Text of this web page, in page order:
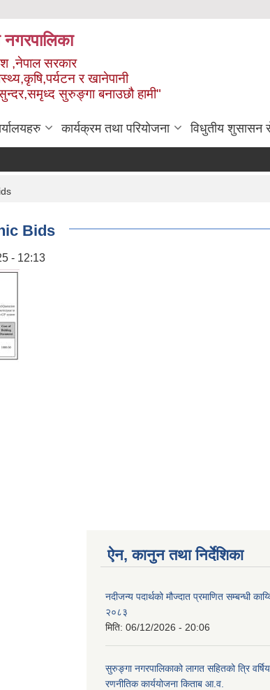
,नेपाल सरकार
र खानेपानी
सुरुङ्गा बनाउछौ हामी"
कार्यक्रम तथा परियोजना विधुतीय शुसासन
Bids
- 12:13
ऐन, कानुन तथा निर्देशिका
नदीजन्य पदार्थको मौज्दात प्रमाणित सम्बन्धी
२०८३
मिति: 06/12/2026 - 20:06
सुरुङ्गा नगरपालिकाको लागत सहितको त्रि वर्षिय
रणनीतिक कार्ययोजना किताब आ.व.